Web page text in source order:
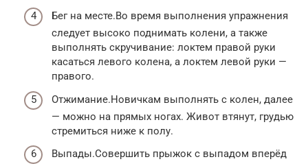
Бег на месте.Во время выполнения упражнения
следует высоко поднимать колени, а также
выполнять скручивание: локтем правой руки
касаться левого колена, а локтем левой руки —
правого.
Отжимание.Новичкам выполнять с колен, далее
— можно на прямых ногах. Живот втянут, грудью
стремиться ниже к полу.
Выпады.Совершить прыжок с выпадом вперёд